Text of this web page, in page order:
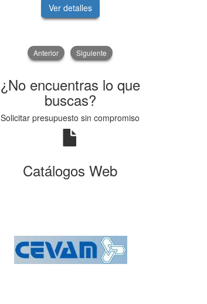
Ver detalles
Anterior Siguiente
¿No encuentras lo que
buscas?
Solicitar presupuesto sin compromiso
Catálogos Web